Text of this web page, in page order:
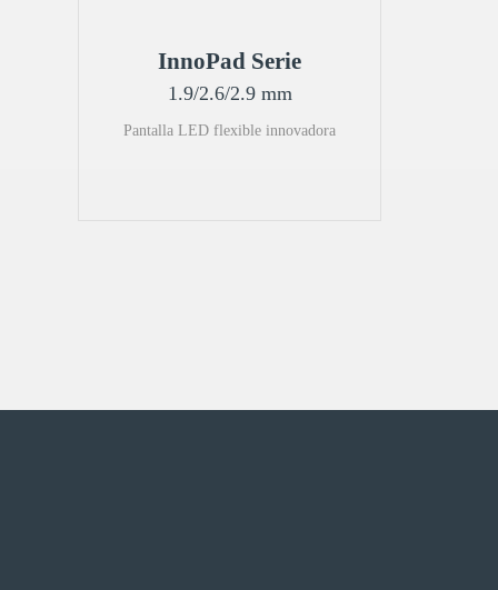
InnoPad Serie
1.9/2.6/2.9 mm
Pantalla LED flexible innovadora